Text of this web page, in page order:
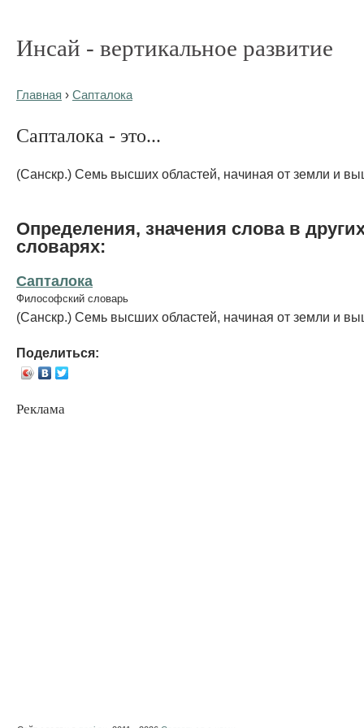
Инсай - вертикальное развитие
Главная › Сапталока
Сапталока - это...
(Санскр.) Семь высших областей, начиная от земли и
Определения, значения слова в
словарях:
Сапталока
Философский словарь
(Санскр.) Семь высших областей, начиная от земли и
Поделиться:
Реклама